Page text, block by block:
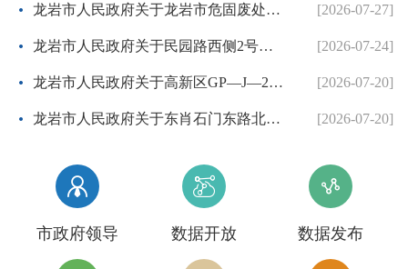
[2026-07-27]
龙岩市人民政府关于龙岩市危固废处置中心二期项目协议出让方案的批复
[2026-07-24]
龙岩市人民政府关于民园路西侧2号地块等两个控制性详细规划的批复
[2026-07-20]
龙岩市人民政府关于高新区GP—J—26地块控制性详细规划的批复
[2026-07-20]
龙岩市人民政府关于东肖石门东路北侧等3个地块项目控制性详细规划调整方案的批复

市政府领导

数据开放

数据发布